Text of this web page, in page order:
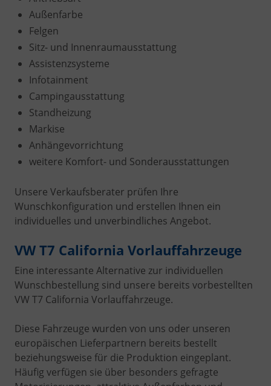
Außenfarbe
Felgen
Sitz- und Innenraumausstattung
Assistenzsysteme
Infotainment
Campingausstattung
Standheizung
Markise
Anhängevorrichtung
weitere Komfort- und Sonderausstattungen
Unsere Verkaufsberater prüfen Ihre
Wunschkonfiguration und erstellen Ihnen ein
individuelles und unverbindliches Angebot.
VW T7 California Vorlauffahrzeuge
Eine interessante Alternative zur individuellen
Wunschbestellung sind unsere bereits vorbestellten
VW T7 California Vorlauffahrzeuge.
Diese Fahrzeuge wurden von uns oder unseren
europäischen Lieferpartnern bereits bestellt
beziehungsweise für die Produktion eingeplant.
Häufig verfügen sie über besonders gefragte